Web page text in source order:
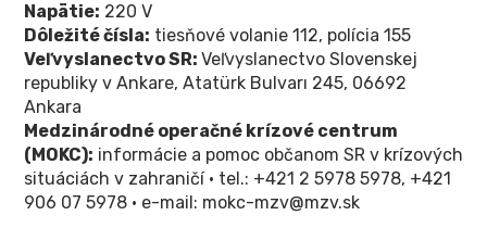
Napätie: 220 V
Dôležité čísla: tiesňové volanie 112, polícia 155
Veľvyslanectvo SR: Veľvyslanectvo Slovenskej
republiky v Ankare, Atatürk Bulvarı 245, 06692
Ankara
Medzinárodné operačné krízové centrum
(MOKC): informácie a pomoc občanom SR v krízových
situáciách v zahraničí • tel.: +421 2 5978 5978, +421
906 07 5978 • e-mail: mokc-mzv@mzv.sk